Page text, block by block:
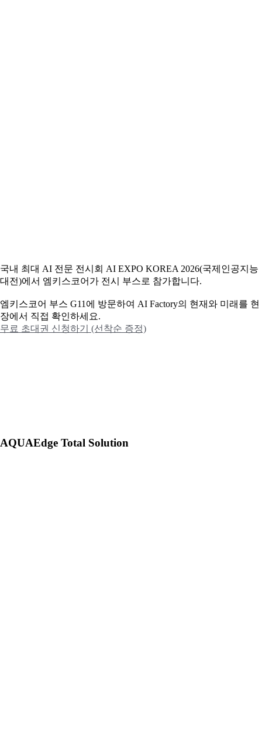
국내 최대 AI 전문 전시회 AI EXPO KOREA 2026(국제인공지능
대전)에서 엠키스코어가 전시 부스로 참가합니다.
엠키스코어 부스 G11에 방문하여 AI Factory의 현재와 미래를 현
장에서 직접 확인하세요.
무료 초대권 신청하기 (선착순 증정)
AQUAEdge Total Solution